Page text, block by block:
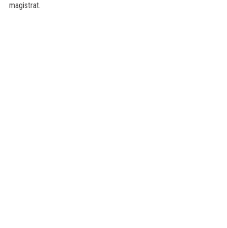
magistrat.